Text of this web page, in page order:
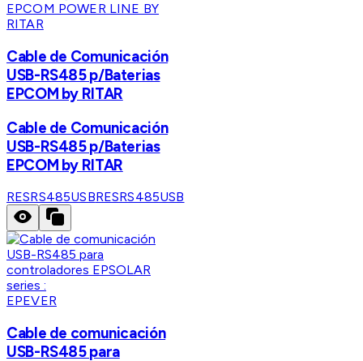
EPCOM POWER LINE BY
RITAR
Cable de Comunicación
USB-RS485 p/Baterias
EPCOM by RITAR
Cable de Comunicación
USB-RS485 p/Baterias
EPCOM by RITAR
RESRS485USBRESRS485USB
EPEVER
Cable de comunicación
USB-RS485 para